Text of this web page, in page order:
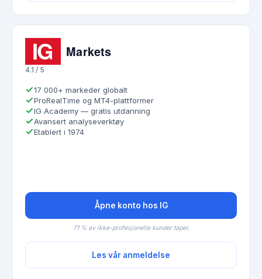
4.1 / 5
17 000+ markeder globalt
ProRealTime og MT4-plattformer
IG Academy — gratis utdanning
Avansert analyseverktøy
Etablert i 1974
Åpne konto hos IG
71 % av ikke-profesjonelle kunder taper.
Les vår anmeldelse